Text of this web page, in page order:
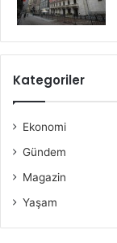
Kategoriler
Ekonomi
Gündem
Magazin
Yaşam